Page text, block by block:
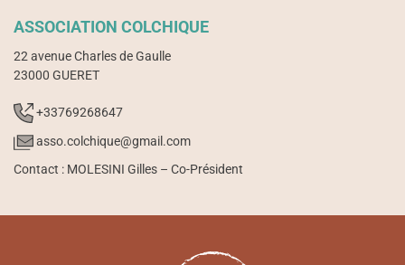
ASSOCIATION COLCHIQUE
22 avenue Charles de Gaulle
23000 GUERET
+33769268647
asso.colchique@gmail.com
Contact : MOLESINI Gilles – Co-Président